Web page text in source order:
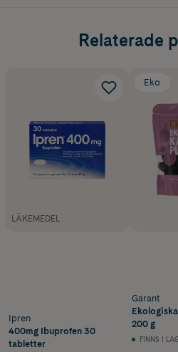
Relaterade
LÄKEMEDEL
Ipren
400mg Ibuprofen 30
tabletter
Eko
Garant
200 g
FINNS I